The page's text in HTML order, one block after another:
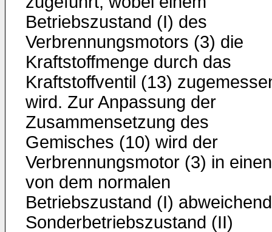
Betriebszustand (I) des
Verbrennungsmotors (3) die
Kraftstoffmenge durch das
Kraftstoffventil (13)
wird. Zur Anpassung der
Zusammensetzung des
Gemisches (10) wird der
Verbrennungsmotor (3) in einen
von dem normalen
Betriebszustand (I)
Sonderbetriebszustand (II)